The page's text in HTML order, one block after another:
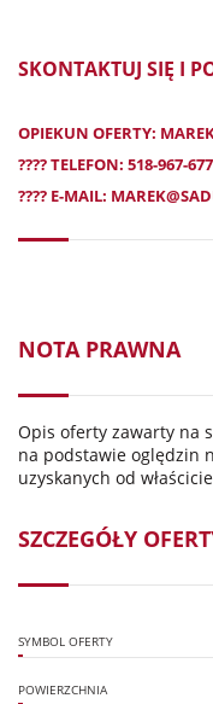
SKONTAKTUJ SIĘ I
OPIEKUN OFERTY:
????TELEFON: 518-967-677
???? E-MAIL:
NOTA PRAWNA
Opis oferty zawarty na
na podstawie oględzin
uzyskanych od
SZCZEGÓŁY
SYMBOL OFERTY
POWIERZCHNIA